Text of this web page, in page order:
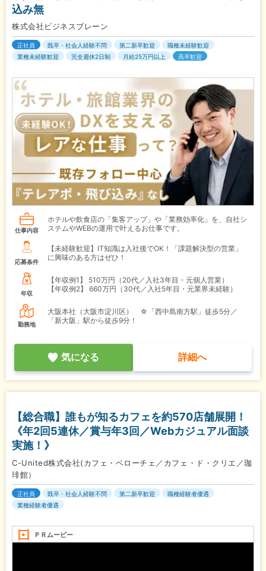
込み無
株式会社ビジネスブレーン
正社員 既卒・社会人経験不問 第二新卒歓迎
職種未経験歓迎
業種未経験歓迎
完全週休2日制 月給25万円以上 高卒歓迎
仕事内容
ホテルや飲食店の「集客アップ」や「業務効率化」を、自社シ
ステムやWEBの運用で叶えるお仕事です。
応募条件
【未経験歓迎】IT知識は入社後でOK！「課題解決型の営業」
に興味のある方はぜひ！
年収
【年収例1】
510万円（20代／入社3年目・元個人営業）
【年収例2】
660万円（30代／入社5年目・元業界未経験）
勤務地
大阪本社（大阪市淀川区） ☆「西中島南方駅」徒歩5分／
「新大阪」駅から徒歩9分！
気になる 詳細へ
【総合職】誰もが知るカフェを約570店舗展開！
《年2回5連休／賞与年3回／Webカジュアル面談
実施！》
C-United株式会社(カフェ・ベローチェ／カフェ・ド・クリエ／珈
琲館）
正社員 既卒・社会人経験不問 第二新卒歓迎
職種経験者優遇
業種経験者優遇
ＰＲムービー